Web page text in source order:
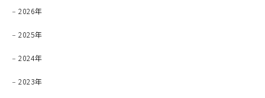
2026年
2025年
2024年
2023年